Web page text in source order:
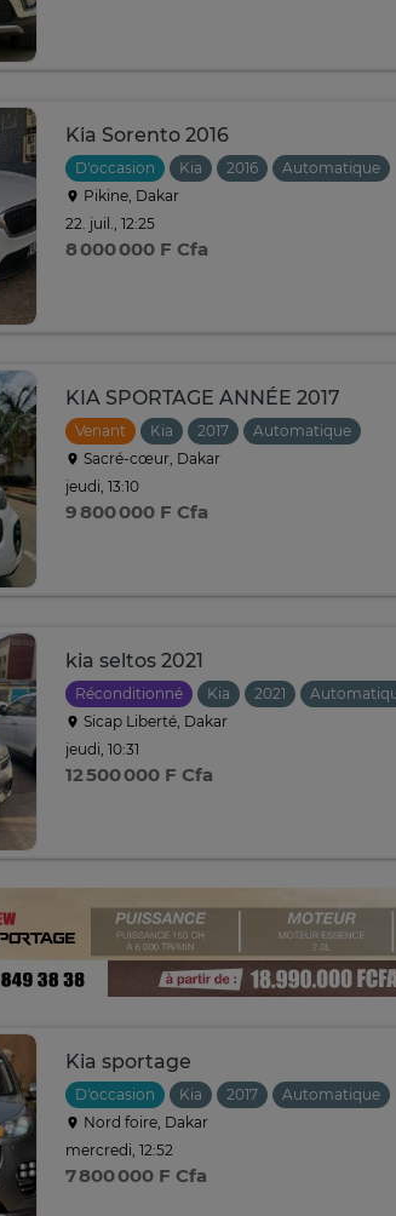
Kia Sorento 2016
D'occasion Kia 2016
Automatique
Pikine, Dakar
22. juil., 12:25
8 000 000 F Cfa
KIA SPORTAGE ANNÉE 2017
Venant Kia 2017
Automatique
Sacré-cœur, Dakar
jeudi, 13:10
9 800 000 F Cfa
kia seltos 2021
Réconditionné Kia 2021
Sicap Liberté, Dakar
jeudi, 10:31
12 500 000 F Cfa
Kia sportage
D'occasion Kia 2017
Automatique
Nord foire, Dakar
mercredi, 12:52
7 800 000 F Cfa